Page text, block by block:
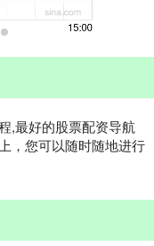
,最好的股票配资导航
，您可以随时随地进行